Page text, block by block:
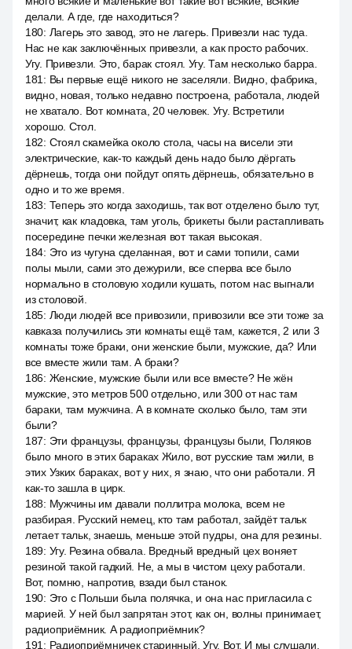
делали. А где, где находиться?
180: Лагерь это завод, это не лагерь. Привезли нас туда.
Нас не как заключённых привезли, а как просто рабочих.
Угу. Привезли. Это, барак стоял. Угу. Там несколько барра.
181 : Вы первые ещё никого не заселяли. Видно, фабрика,
видно, новая, только недавно построена, работала, людей
не хватало. Вот комната, 20 человек. Угу. Встретили
хорошо. Стол.
182: Стоял скамейка около стола, часы на висели эти
электрические, как-то каждый день надо было дёргать
дёрнешь, тогда они пойдут опять дёрнешь, обязательно в
одно и то же время.
183: Теперь это когда заходишь, так вот отделено было тут,
значит, как кладовка, там уголь, брикеты были растапливать
посередине печки железная вот такая высокая.
184: Это из чугуна сделанная, вот и сами топили, сами
полы мыли, сами это дежурили, все сперва все было
нормально в столовую ходили кушать, потом нас выгнали
из столовой.
185: Люди людей все привозили, привозили все эти тоже за
кавказа получились эти комнаты ещё там, кажется, 2 или 3
комнаты тоже браки, они женские были, мужские, да? Или
все вместе жили там. А браки?
186: Женские, мужские были или все вместе? Не жён
мужские, это метров 500 отдельно, или 300 от нас там
бараки, там мужчина. А в комнате сколько было, там эти
были?
187: Эти французы, французы, французы были, Поляков
было много в этих бараках Жило, вот русские там жили, в
этих Узких бараках, вот у них, я знаю, что они работали. Я
как-то зашла в цирк.
188: Мужчины им давали поллитра молока, всем не
разбирая. Русский немец, кто там работал, зайдёт тальк
летает тальк, знаешь, меньше этой пудры, она для резины.
189: Угу. Резина обвала. Вредный вредный цех воняет
резиной такой гадкий. Не, а мы в чистом цеху работали.
Вот, помню, напротив, взади был станок.
190: Это с Польши была полячка, и она нас пригласила с
марией. У ней был запрятан этот, как он, волны принимает,
радиоприёмник. А радиоприёмник?
191 : Радиоприёмничек старинный. Угу. Вот. И мы слушали.